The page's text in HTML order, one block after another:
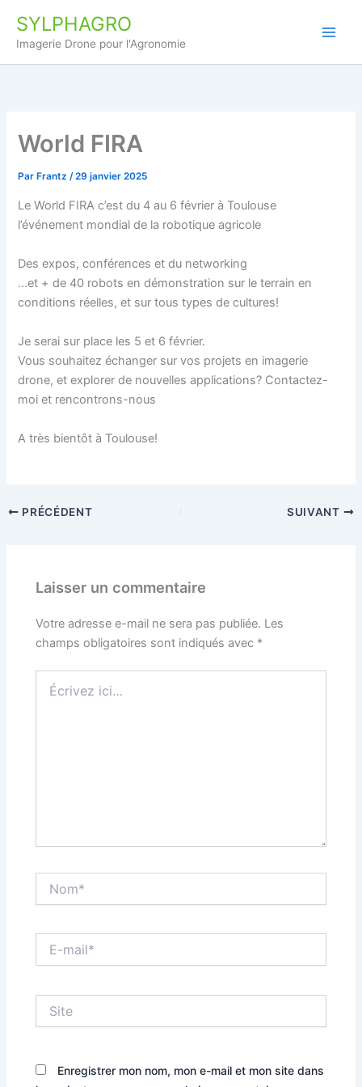
contenu
SYLPHAGRO
Imagerie Drone pour l'Agronomie
World FIRA
Par Frantz/29 janvier 2025
Le World FIRA c’est du 4 au 6 février à Toulouse
l’événement mondial de la robotique agricole
Des expos, conférences et du networking
…et + de 40 robots en démonstration sur le terrain en
conditions réelles, et sur tous types de cultures!
Je serai sur place les 5 et 6 février.
Vous souhaitez échanger sur vos projets en imagerie
drone, et explorer de nouvelles applications? Contactez-
moi et rencontrons-nous
A très bientôt à Toulouse!
PRÉCÉDENT SUIVANT
Laisser un commentaire
Votre adresse e-mail ne sera pas publiée. Les
champs obligatoires sont indiqués avec *
ici…
mail*
Enregistrer mon nom, mon e-mail et mon site dans